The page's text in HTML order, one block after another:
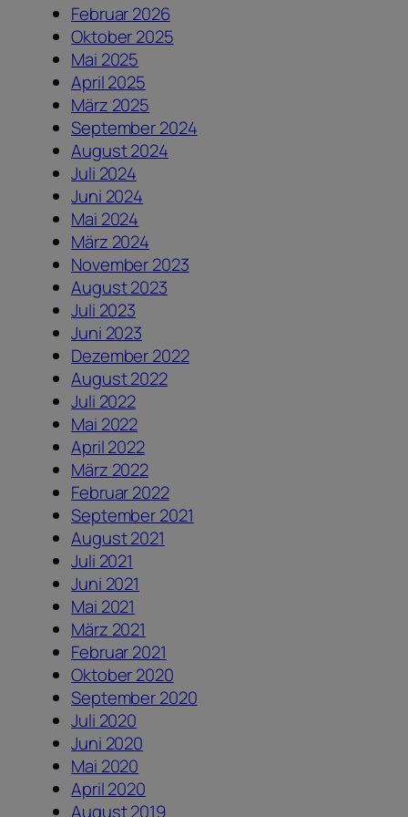
Februar 2026
Oktober 2025
Mai 2025
April 2025
März 2025
September 2024
August 2024
Juli 2024
Juni 2024
Mai 2024
März 2024
November 2023
August 2023
Juli 2023
Juni 2023
Dezember 2022
August 2022
Juli 2022
Mai 2022
April 2022
März 2022
Februar 2022
September 2021
August 2021
Juli 2021
Juni 2021
Mai 2021
März 2021
Februar 2021
Oktober 2020
September 2020
Juli 2020
Juni 2020
Mai 2020
April 2020
August 2019